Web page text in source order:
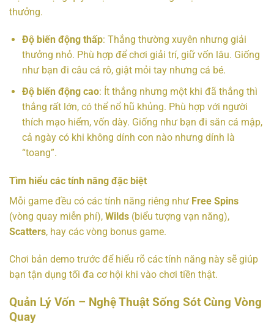
thưởng.
Độ biến động thấp: Thắng thường xuyên nhưng giải
thưởng nhỏ. Phù hợp để chơi giải trí, giữ vốn lâu. Giống
như bạn đi câu cá rô, giật mỏi tay nhưng cá bé.
Độ biến động cao: Ít thắng nhưng một khi đã thắng thì
thắng rất lớn, có thể nổ hũ khủng. Phù hợp với người
thích mạo hiểm, vốn dày. Giống như bạn đi săn cá mập,
cả ngày có khi không dính con nào nhưng dính là
“toang”.
Tìm hiểu các tính năng đặc biệt
Mỗi game đều có các tính năng riêng như Free Spins
(vòng quay miễn phí), Wilds (biểu tượng vạn năng),
Scatters, hay các vòng bonus game.
Chơi bản demo trước để hiểu rõ các tính năng này sẽ giúp
bạn tận dụng tối đa cơ hội khi vào chơi tiền thật.
Quản Lý Vốn – Nghệ Thuật Sống Sót Cùng Vòng
Quay